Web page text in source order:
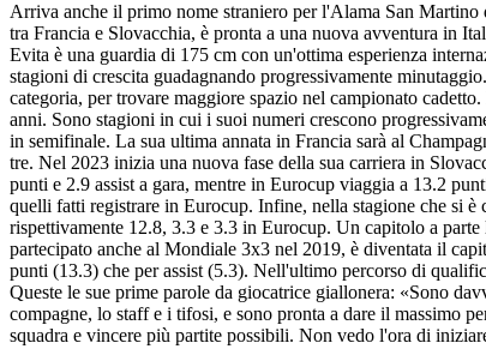
Arriva anche il primo nome straniero per l'Alama San
tra Francia e Slovacchia, è pronta a una nuova avventura in
Evita è una guardia di 175 cm con un'ottima esperienza
stagioni di crescita guadagnando progressivamente
categoria, per trovare maggiore spazio nel campionato
anni. Sono stagioni in cui i suoi numeri crescono
in semifinale. La sua ultima annata in Francia sarà al
tre. Nel 2023 inizia una nuova fase della sua carriera in
punti e 2.9 assist a gara, mentre in Eurocup viaggia a 13.2
quelli fatti registrare in Eurocup. Infine, nella stagione che si
rispettivamente 12.8, 3.3 e 3.3 in Eurocup. Un capitolo a
partecipato anche al Mondiale 3x3 nel 2019, è diventata il
punti (13.3) che per assist (5.3). Nell'ultimo percorso di
Queste le sue prime parole da giocatrice giallonera: «Sono
compagne, lo staff e i tifosi, e sono pronta a dare il massimo
squadra e vincere più partite possibili. Non vedo l'ora di